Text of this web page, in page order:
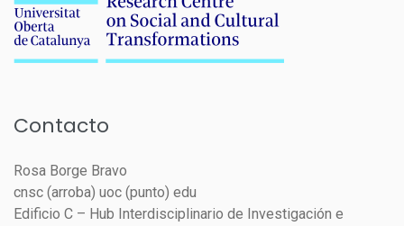
Contacto
Rosa Borge Bravo
cnsc (arroba) uoc (punto) edu
Edificio C – Hub Interdisciplinario de Investigación e